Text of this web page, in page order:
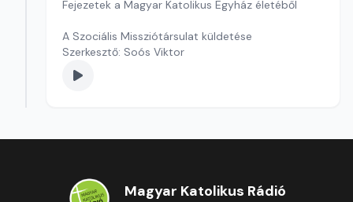
Fejezetek a Magyar Katolikus Egyház életéből
A Szociális Missziótársulat küldetése
Szerkesztő: Soós Viktor
Magyar Katolikus Rádió